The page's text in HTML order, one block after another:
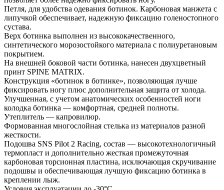
Петля, для удобства одевания ботинок. Карбоновая манжета с
липучкой обеспечивает, надежную фиксацию голеностопного
сустава.
Верх ботинка выполнен из высококачественного,
синтетического морозостойкого материала с полиуретановым
покрытием.
На внешней боковой части ботинка, нанесен двухцветный
принт SPINE MATRIX.
Конструкция «ботинок в ботинке», позволяющая лучше
фиксировать ногу плюс дополнительная защита от холода.
Улучшенная, с учетом анатомических особенностей ноги
колодка ботинка — комфортная, средней полноты.
Утеплитель — капровилюр.
Формованная многослойная стелька из материалов разной
жесткости.
Подошва SNS Pilot 2 Racing, состав — высокотехнологичный
термопласт и дополнительно жесткая промежуточная
карбоновая торсионная пластина, исключающая скручивание
подошвы и обеспечивающая лучшую фиксацию ботинка в
креплении лыж.